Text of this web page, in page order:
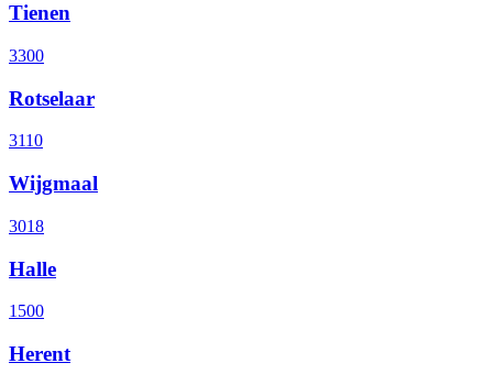
Tienen
3300
Rotselaar
3110
Wijgmaal
3018
Halle
1500
Herent